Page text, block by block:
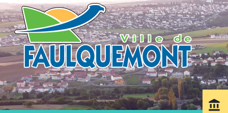
account_balance